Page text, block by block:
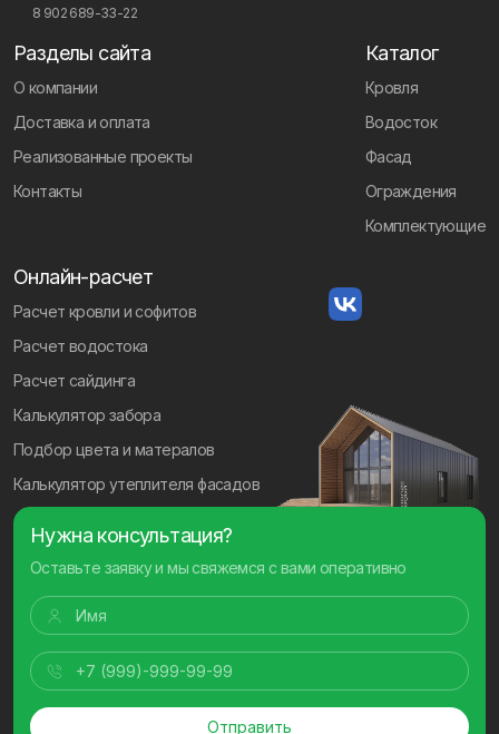
8 902 689-33-22
Разделы сайта
О компании
Доставка и оплата
Реализованные проекты
Контакты
Каталог
Кровля
Водосток
Фасад
Ограждения
Комплектующие
Онлайн-расчет
Расчет кровли и софитов
Расчет водостока
Расчет сайдинга
Калькулятор забора
Подбор цвета и матералов
Калькулятор утеплителя фасадов
Нужна консультация?
Оставьте заявку и мы свяжемся с вами оперативно
Отправить